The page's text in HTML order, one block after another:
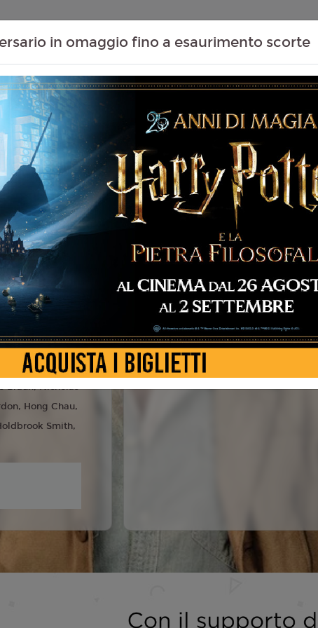
Extra Proiezioni Scolastiche Eventi Passati Tecnologie
Famiglia,
Emma
Braun, Nicholas
Hong Chau,
Smith,
Non ci sono spettacoli legati a
in omaggio fino a esaurimento scorte